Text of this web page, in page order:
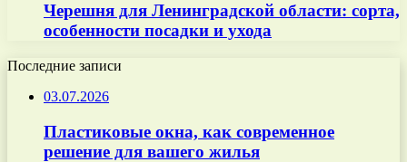
Черешня для Ленинградской области: сорта,
особенности посадки и ухода
Последние записи
03.07.2026
Пластиковые окна, как современное
решение для вашего жилья